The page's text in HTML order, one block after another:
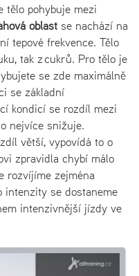
pohybuje mezi
oblast se nachází na
tepové frekvence. Tělo
tak z cukrů. Pro tělo je
se zde maximálně
se základní
kondicí se rozdíl mezi
nejvíce snižuje.
větší, vypovídá to o
zpravidla chybí málo
rozvíjíme zejména
se dostaneme
intenzivnější jízdy ve